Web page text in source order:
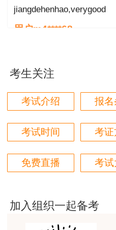
根据疫情防控需要和人力
做好疫情防控常态化专业技
生在我省报名参加考试，不接
(一)报考条件要求
凡符合人力资源社会保障
《关于印发〈工程咨询(投资)
行规定〉和〈咨询工程师(投
通知》(人社部发(2015)64号)
〔2021〕7号)规定的报考条
jiangdehenhao,verygood
用户m4****68
很好。
林轩老师讲得好，复杂的
用户m5****88
全网咨询考试讲课最好的
听他的课过的！
客户回复迅速，热心解答
考生关注
考试介绍 报
考试时间 考证
免费直播 考试
加入组织一起备考